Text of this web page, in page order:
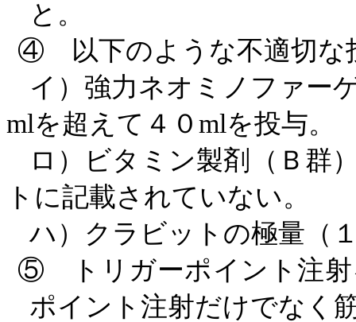
と。
④ 以下のような不適切な
イ）強力ネオミノファー
mlを超えて４０ mlを投与。
ロ）ビタミン製剤（Ｂ群
トに記載されていない。
ハ）クラビットの極量（
⑤ トリガーポイント注射
ポイント注射だけでなく